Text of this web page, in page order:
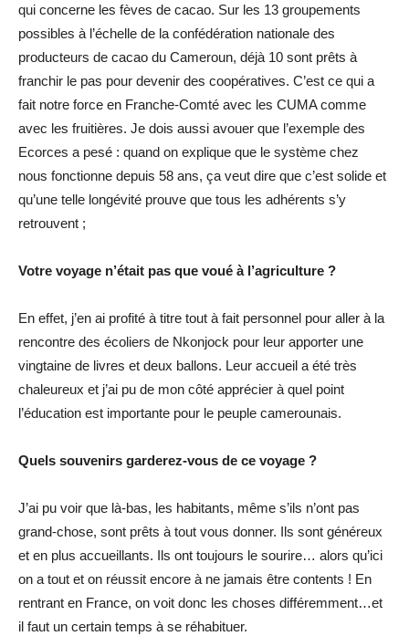
qui concerne les fèves de cacao. Sur les 13 groupements
possibles à l’échelle de la confédération nationale des
producteurs de cacao du Cameroun, déjà 10 sont prêts à
franchir le pas pour devenir des coopératives. C’est ce qui a
fait notre force en Franche-Comté avec les CUMA comme
avec les fruitières. Je dois aussi avouer que l’exemple des
Ecorces a pesé : quand on explique que le système chez
nous fonctionne depuis 58 ans, ça veut dire que c’est solide et
qu’une telle longévité prouve que tous les adhérents s’y
retrouvent ;
Votre voyage n’était pas que voué à l’agriculture ?
En effet, j’en ai profité à titre tout à fait personnel pour aller à la
rencontre des écoliers de Nkonjock pour leur apporter une
vingtaine de livres et deux ballons. Leur accueil a été très
chaleureux et j’ai pu de mon côté apprécier à quel point
l’éducation est importante pour le peuple camerounais.
Quels souvenirs garderez-vous de ce voyage ?
J’ai pu voir que là-bas, les habitants, même s’ils n’ont pas
grand-chose, sont prêts à tout vous donner. Ils sont généreux
et en plus accueillants. Ils ont toujours le sourire… alors qu’ici
on a tout et on réussit encore à ne jamais être contents ! En
rentrant en France, on voit donc les choses différemment…et
il faut un certain temps à se réhabituer.